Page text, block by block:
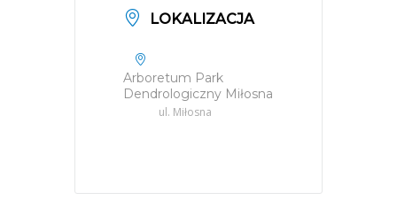
LOKALIZACJA
Arboretum Park
Dendrologiczny Miłosna
ul. Miłosna